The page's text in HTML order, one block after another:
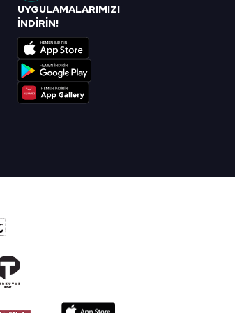
UYGULAMALARIMIZI
İNDİRİN!